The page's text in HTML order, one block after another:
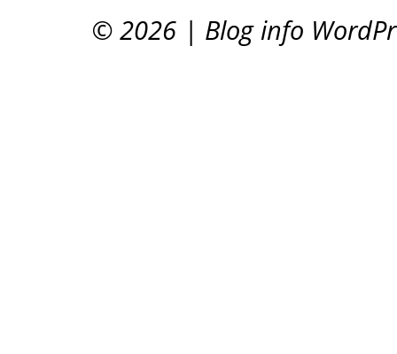
© 2026 | Blog info